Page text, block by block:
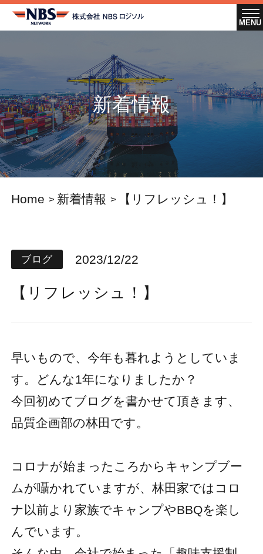
新着情報
Home 新着情報 【リフレッシュ！】
ブログ 2023/12/22
【リフレッシュ！】
早いもので、今年も暮れようとしていま
す。どんな1年になりましたか？
今回初めてブログを書かせて頂きます、
品質企画部の林田です。
コロナが始まったころからキャンプブー
ムが囁かれていますが、林田家ではコロ
ナ以前より家族でキャンプやBBQを楽し
んでいます。